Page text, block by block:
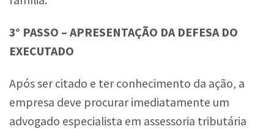
3° PASSO – APRESENTAÇÃO DA DEFESA DO
EXECUTADO
Após ser citado e ter conhecimento da ação, a
empresa deve procurar imediatamente um
advogado especialista em assessoria tributária